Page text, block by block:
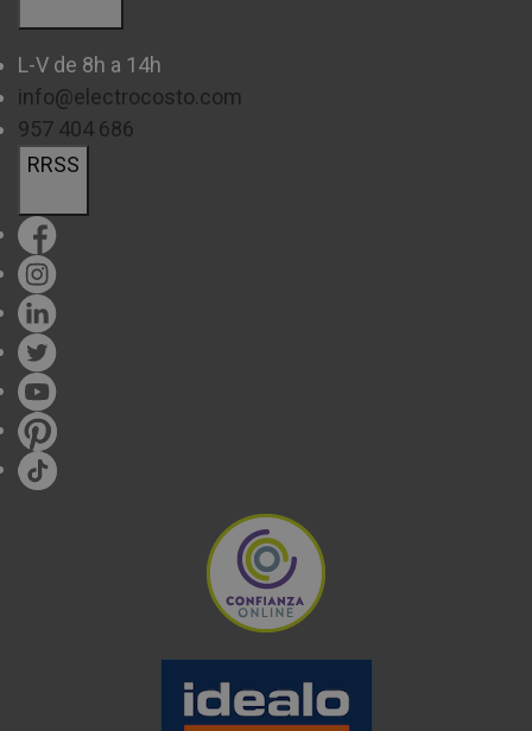
L-V de 8h a 14h
info@electrocosto.com
957 404 686
RRSS